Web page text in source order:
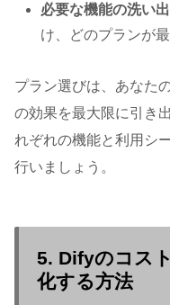
必要な機能の洗い
け、どのプランが
プラン選びは、あなた
の効果を最大限に引き
れぞれの機能と利用シ
行いましょう。
5. Difyのコス
化する方法